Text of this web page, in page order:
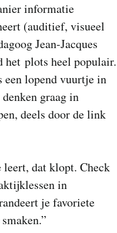
informatie
(auditief, visueel
Jean-Jacques
het plots heel populair.
een lopend vuurtje in
graag in
deels door de link
leert, dat klopt. Check
in
je favoriete